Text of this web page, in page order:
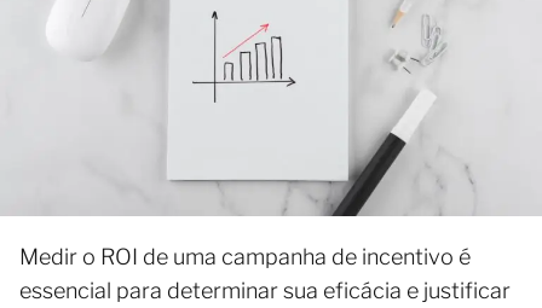
Medir o ROI de uma campanha de incentivo é
essencial para determinar sua eficácia e justificar